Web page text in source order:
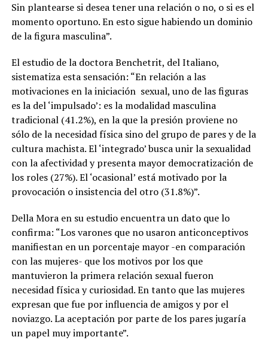
Sin plantearse si desea tener una relación o no, o si es el
momento oportuno. En esto sigue habiendo un dominio
de la figura masculina”.
El estudio de la doctora Benchetrit, del Italiano,
sistematiza esta sensación: “En relación a las
motivaciones en la iniciación sexual, uno de las figuras
es la del ‘impulsado’: es la modalidad masculina
tradicional (41.2%), en la que la presión proviene no
sólo de la necesidad física sino del grupo de pares y de la
cultura machista. El ‘integrado’ busca unir la sexualidad
con la afectividad y presenta mayor democratización de
los roles (27%). El ‘ocasional’ está motivado por la
provocación o insistencia del otro (31.8%)”.
Della Mora en su estudio encuentra un dato que lo
confirma: “Los varones que no usaron anticonceptivos
manifiestan en un porcentaje mayor -en comparación
con las mujeres- que los motivos por los que
mantuvieron la primera relación sexual fueron
necesidad física y curiosidad. En tanto que las mujeres
expresan que fue por influencia de amigos y por el
noviazgo. La aceptación por parte de los pares jugaría
un papel muy importante”.